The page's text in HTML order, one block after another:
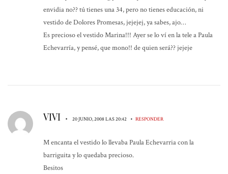
envidia no?? tú tienes una 34, pero no tienes educación, ni
vestido de Dolores Promesas, jejejej, ya sabes, ajo…
Es precioso el vestido Marina!!! Ayer se lo ví en la tele a Paula
Echevarría, y pensé, que mono!! de quien será?? jejeje
VIVI • 20 JUNIO, 2008 LAS 20:42 • RESPONDER
M encanta el vestido lo llevaba Paula Echevarria con la
barriguita y lo quedaba precioso.
Besitos